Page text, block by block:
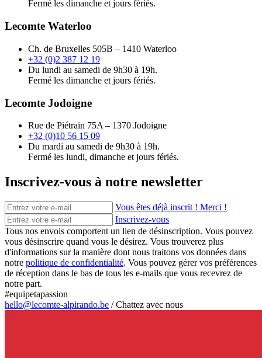
Fermé les dimanche et jours fériés.
Lecomte Waterloo
Ch. de Bruxelles 505B – 1410 Waterloo
+32 (0)2 387 12 19
Du lundi au samedi de 9h30 à 19h.
Fermé les dimanche et jours fériés.
Lecomte Jodoigne
Rue de Piétrain 75A – 1370 Jodoigne
+32 (0)10 56 15 09
Du mardi au samedi de 9h30 à 19h.
Fermé les lundi, dimanche et jours fériés.
Inscrivez-vous à notre newsletter
Vous êtes déjà inscrit ! Merci !
Inscrivez-vous
Tous nos envois comportent un lien de désinscription. Vous pouvez
vous désinscrire quand vous le désirez. Vous trouverez plus
d'informations sur la manière dont nous traitons vos données dans
notre politique de confidentialité. Vous pouvez gérer vos préférences
de réception dans le bas de tous les e-mails que vous recevrez de
notre part.
#equipetapassion
hello@lecomte-alpirando.be /Chattez avec nous